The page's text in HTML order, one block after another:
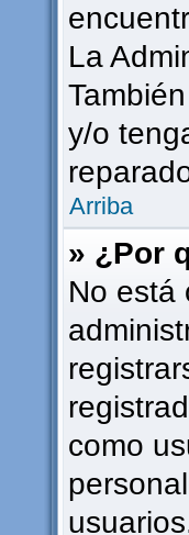
La
y/o
Arriba
» ¿Por
No está
como